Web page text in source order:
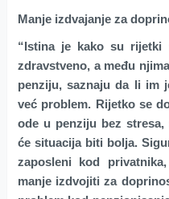
Manje izdvajanje za
“Istina je kako su rijetki
zdravstveno, a među
penziju, saznaju da li im
već problem. Rijetko se
ode u penziju bez stresa,
će situacija biti bolja.
zaposleni kod
manje izdvojiti za